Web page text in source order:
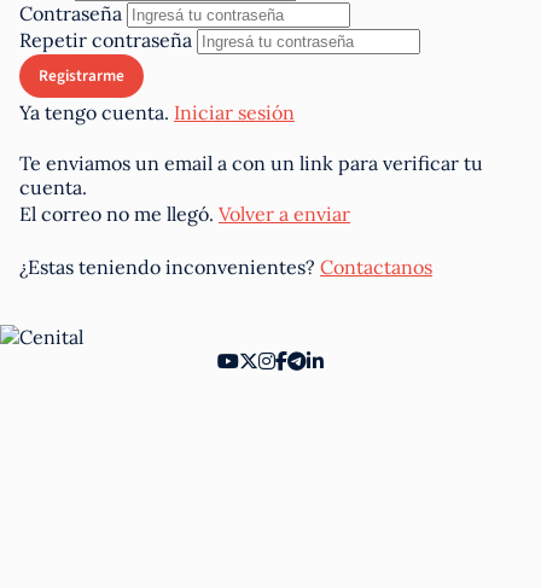
Contraseña
Repetir contraseña
Ya tengo cuenta. Iniciar sesión
Te enviamos un email a con un link para verificar tu
cuenta.
El correo no me llegó. Volver a enviar
¿Estas teniendo inconvenientes? Contactanos